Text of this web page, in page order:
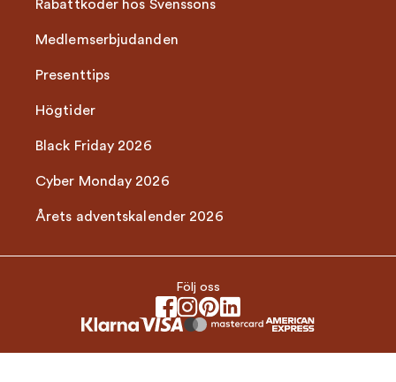
Rabattkoder hos Svenssons
Medlemserbjudanden
Presenttips
Högtider
Black Friday 2026
Cyber Monday 2026
Årets adventskalender 2026
Följ oss